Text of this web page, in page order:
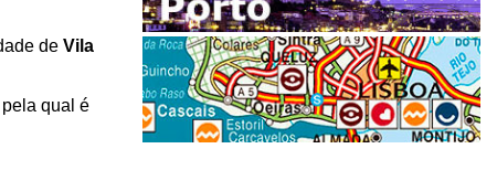
de Vila
qual é